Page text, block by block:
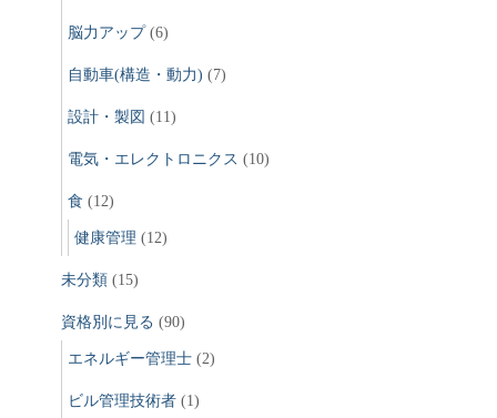
脳力アップ (6)
自動車(構造・動力) (7)
設計・製図 (11)
電気・エレクトロニクス (10)
食 (12)
健康管理 (12)
未分類 (15)
資格別に見る (90)
エネルギー管理士 (2)
ビル管理技術者 (1)